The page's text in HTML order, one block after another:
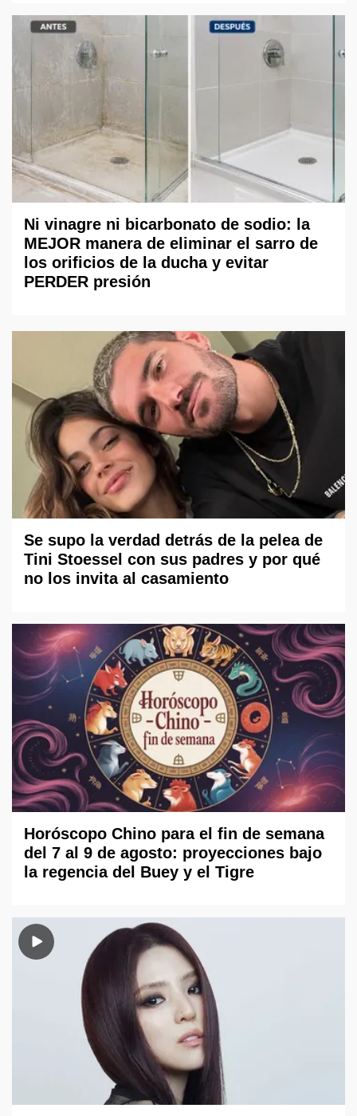
Ni vinagre ni bicarbonato de sodio: la
MEJOR manera de eliminar el sarro de
los orificios de la ducha y evitar
PERDER presión
Se supo la verdad detrás de la pelea de
Tini Stoessel con sus padres y por qué
no los invita al casamiento
Horóscopo Chino para el fin de semana
del 7 al 9 de agosto: proyecciones bajo
la regencia del Buey y el Tigre